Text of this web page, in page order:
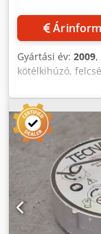
Gyártási év: 2009
kötélkihúzó,
rugós dob
Wampfler, rugós
325524-0404-2DI
Feszültség: 415V
Méretek: Ø 550 x